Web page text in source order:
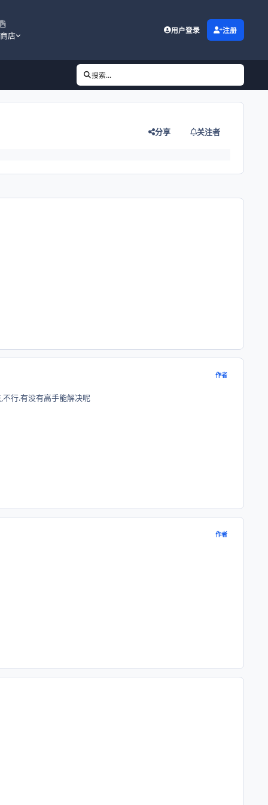
商店
用户登录 注册
搜索...
分享 关注者
作者
行.有没有高手能解决呢
作者